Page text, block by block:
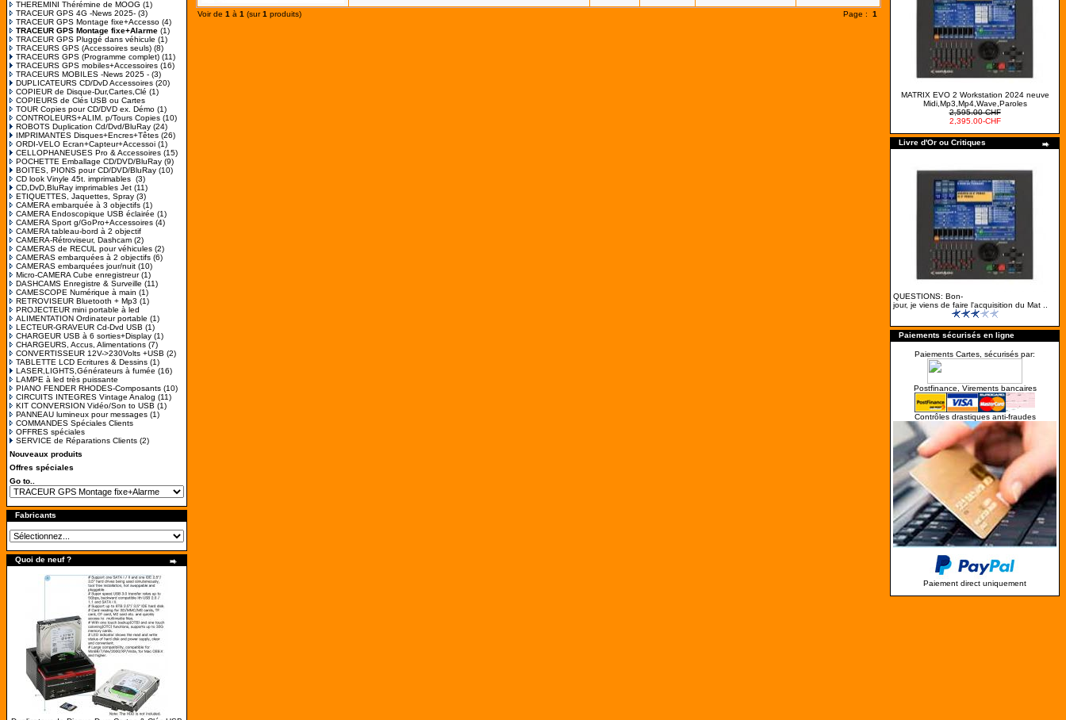
THEREMINI Thérémine de MOOG (1)
TRACEUR GPS 4G -News 2025- (3)
TRACEUR GPS Montage fixe+Accesso (4)
TRACEUR GPS Montage fixe+Alarme (1)
TRACEUR GPS Pluggé dans véhicule (1)
TRACEURS GPS (Accessoires seuls) (8)
TRACEURS GPS (Programme complet) (11)
TRACEURS GPS mobiles+Accessoires (16)
TRACEURS MOBILES -News 2025 - (3)
DUPLICATEURS CD/DvD Accessoires (20)
COPIEUR de Disque-Dur,Cartes,Clé (1)
COPIEURS de Clés USB ou Cartes
TOUR Copies pour CD/DVD ex. Démo (1)
CONTROLEURS+ALIM. p/Tours Copies (10)
ROBOTS Duplication Cd/Dvd/BluRay (24)
IMPRIMANTES Disques+Encres+Têtes (26)
ORDI-VELO Ecran+Capteur+Accessoi (1)
CELLOPHANEUSES Pro & Accessoires (15)
POCHETTE Emballage CD/DVD/BluRay (9)
BOITES, PIONS pour CD/DVD/BluRay (10)
CD look Vinyle 45t. imprimables (3)
CD,DvD,BluRay imprimables Jet (11)
ETIQUETTES, Jaquettes, Spray (3)
CAMERA embarquée à 3 objectifs (1)
CAMERA Endoscopique USB éclairée (1)
CAMERA Sport g/GoPro+Accessoires (4)
CAMERA tableau-bord à 2 objectif
CAMERA-Rétroviseur, Dashcam (2)
CAMERAS de RECUL pour véhicules (2)
CAMERAS embarquées à 2 objectifs (6)
CAMERAS embarquées jour/nuit (10)
Micro-CAMERA Cube enregistreur(1)
DASHCAMS Enregistre & Surveille (11)
CAMESCOPE Numérique à main (1)
RETROVISEUR Bluetooth + Mp3 (1)
PROJECTEUR mini portable à led
ALIMENTATION Ordinateur portable (1)
LECTEUR-GRAVEUR Cd-Dvd USB (1)
CHARGEUR USB à 6 sorties+Display (1)
CHARGEURS, Accus, Alimentations (7)
CONVERTISSEUR 12V->230Volts +USB (2)
TABLETTE LCD Ecritures & Dessins (1)
LASER,LIGHTS,Générateurs à fumée (16)
LAMPE à led très puissante
PIANO FENDER RHODES-Composants (10)
CIRCUITS INTEGRES Vintage Analog (11)
KIT CONVERSION Vidéo/Son to USB (1)
PANNEAU lumineux pour messages (1)
COMMANDES Spéciales Clients
OFFRES spéciales
SERVICE de Réparations Clients (2)
Nouveaux produits
Offres spéciales
Go to..
Fabricants
Quoi de neuf ?
Voir de 1 à 1 (sur1 produits) Page : 1
MATRIX EVO 2 Workstation 2024 neuve
Midi,Mp3,Mp4,Wave,Paroles
2,595.00-CHF
2,395.00-CHF
Livre d'Or ou Critiques
QUESTIONS: Bon-
jour, je viens de faire l'acquisition du Mat ..
Paiements sécurisés en ligne
Paiements Cartes, sécurisés par:
Postfinance, Virements bancaires
Contrôles drastiques anti-fraudes
Paiement direct uniquement